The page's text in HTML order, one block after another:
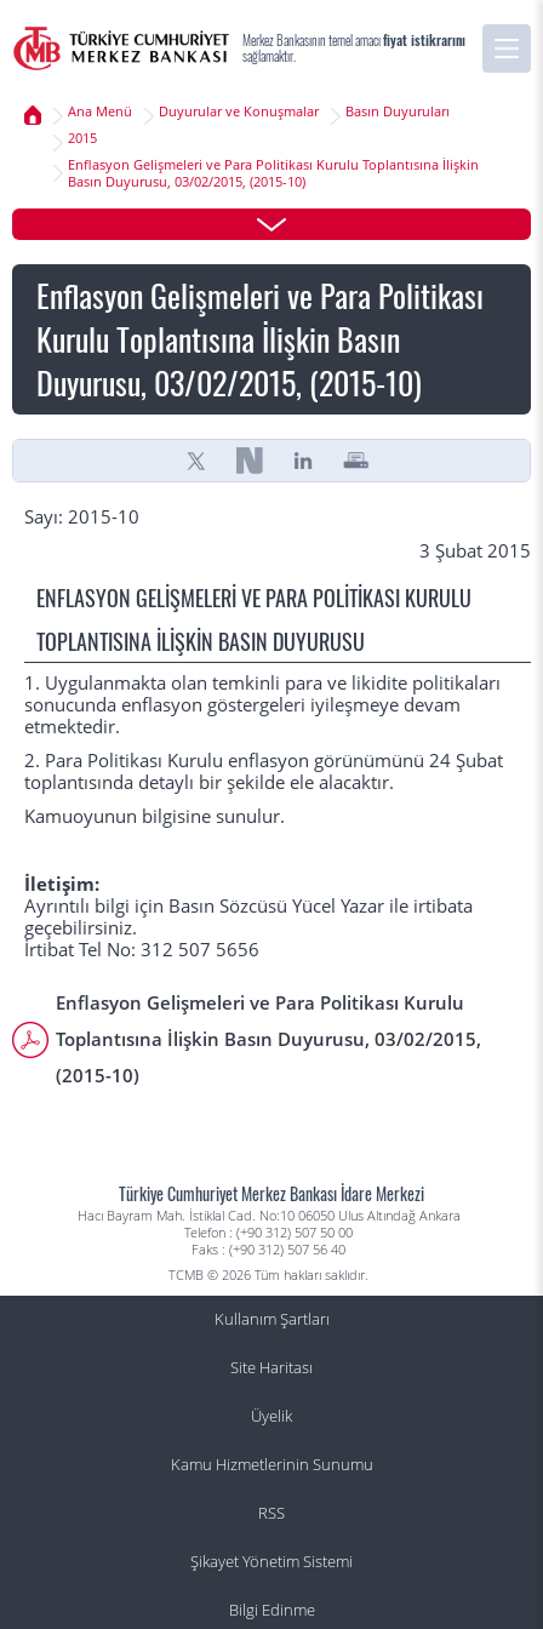
Merkez Bankasının temel amacıfiyat istikrarını
sağlamaktır.
Ana Menü Duyurular ve Konuşmalar
Basın Duyuruları
2015
Enflasyon Gelişmeleri ve Para Politikası Kurulu Toplantısına İlişkin
Basın Duyurusu, 03/02/2015, (2015-10)
Enflasyon Gelişmeleri ve Para Politikası
Kurulu Toplantısına İlişkin Basın
Duyurusu, 03/02/2015, (2015-10)
Sayı: 2015-10
3 Şubat 2015
ENFLASYON GELİŞMELERİ VE PARA POLİTİKASI KURULU
TOPLANTISINA İLİŞKİN BASIN DUYURUSU
1. Uygulanmakta olan temkinli para ve likidite politikaları
sonucunda enflasyon göstergeleri iyileşmeye devam
etmektedir.
2. Para Politikası Kurulu enflasyon görünümünü 24 Şubat
toplantısında detaylı bir şekilde ele alacaktır.
Kamuoyunun bilgisine sunulur.
İletişim:
Ayrıntılı bilgi için Basın Sözcüsü Yücel Yazar ile irtibata
geçebilirsiniz.
İrtibat Tel No: 312 507 5656
Enflasyon Gelişmeleri ve Para Politikası Kurulu
Toplantısına İlişkin Basın Duyurusu, 03/02/2015,
(2015-10)
Türkiye Cumhuriyet Merkez Bankası İdare Merkezi
Hacı Bayram Mah. İstiklal Cad. No:10 06050 Ulus Altındağ Ankara
Telefon : (+90 312) 507 50 00
Faks : (+90 312) 507 56 40
TCMB © 2026 Tüm hakları saklıdır.
Kullanım Şartları
Site Haritası
Üyelik
Kamu Hizmetlerinin Sunumu
RSS
Şikayet Yönetim Sistemi
Bilgi Edinme